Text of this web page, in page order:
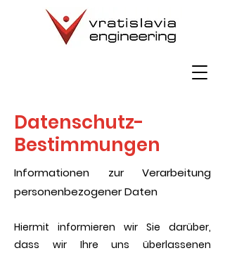
Datenschutz-
Bestimmungen
Informationen zur Verarbeitung
personenbezogener Daten
Hiermit informieren wir Sie darüber,
dass wir Ihre uns überlassenen